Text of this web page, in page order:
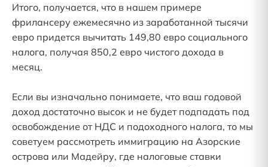
Итого, получается, что в нашем примере
фрилансеру ежемесячно из заработанной тысячи
евро придется вычитать 149,80 евро социального
налога, получая 850,2 евро чистого дохода в
месяц.
Если вы изначально понимаете, что ваш годовой
доход достаточно высок и не будет подпадать под
освобождение от НДС и подоходного налога, то мы
советуем рассмотреть иммиграцию на Азорские
острова или Мадейру, где налоговые ставки